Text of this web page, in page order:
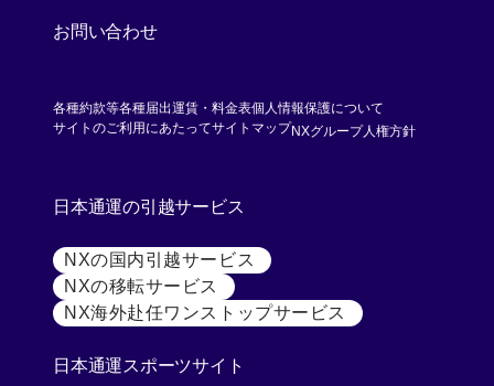
お問い合わせ
各種約款等各種届出運賃・料金表個人情報保護について
サイトのご利用にあたってサイトマップNXグループ人権方針
日本通運の引越サービス
NXの国内引越サービス [別ウィンドウで開く]
NXの移転サービス [別ウィンドウで開く]
NX海外赴任ワンストップサービス [別ウィンドウで
日本通運スポーツサイト